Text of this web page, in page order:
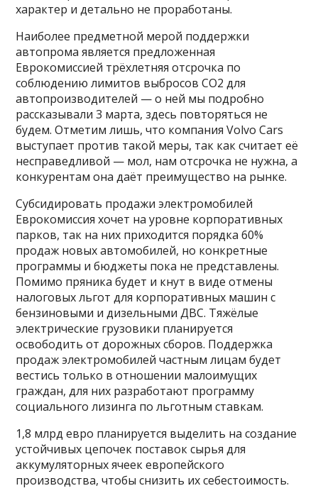
характер и детально не проработаны.
Наиболее предметной мерой поддержки
автопрома является предложенная
Еврокомиссией трёхлетняя отсрочка по
соблюдению лимитов выбросов CO2 для
автопроизводителей — о ней мы подробно
рассказывали 3 марта, здесь повторяться не
будем. Отметим лишь, что компания Volvo Cars
выступает против такой меры, так как считает её
несправедливой — мол, нам отсрочка не нужна, а
конкурентам она даёт преимущество на рынке.
Субсидировать продажи электромобилей
Еврокомиссия хочет на уровне корпоративных
парков, так на них приходится порядка 60%
продаж новых автомобилей, но конкретные
программы и бюджеты пока не представлены.
Помимо пряника будет и кнут в виде отмены
налоговых льгот для корпоративных машин с
бензиновыми и дизельными ДВС. Тяжёлые
электрические грузовики планируется
освободить от дорожных сборов. Поддержка
продаж электромобилей частным лицам будет
вестись только в отношении малоимущих
граждан, для них разработают программу
социального лизинга по льготным ставкам.
1,8 млрд евро планируется выделить на создание
устойчивых цепочек поставок сырья для
аккумуляторных ячеек европейского
производства, чтобы снизить их себестоимость.